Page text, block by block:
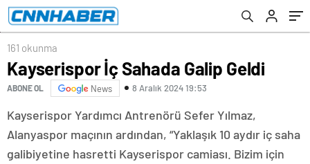
161 okunma
Kayserispor İç Sahada Galip Geldi
ABONE OL News 8 Aralık 2024 19:53
Kayserispor Yardımcı Antrenörü Sefer Yılmaz,
Alanyaspor maçının ardından, “Yaklaşık 10 aydır iç saha
galibiyetine hasretti Kayserispor camiası. Bizim için